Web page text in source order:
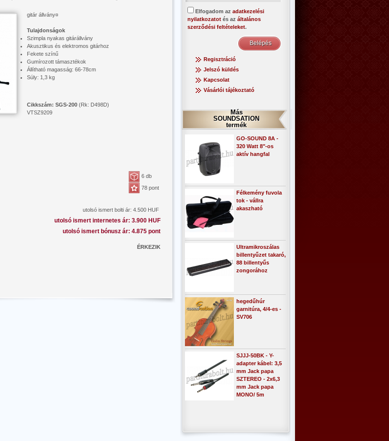
gitár állvány¤
Tulajdonságok
Szimpla nyakas gitárállvány
Akusztikus és elektromos gitárhoz
Fekete színű
Gumírozott támasztékok
Állítható magasság: 66-78cm
Súly: 1,3 kg
Cikkszám: SGS-200 (Rk: D498D)
VTSZ9209
6 db
78 pont
utolsó ismert bolti ár: 4.500 HUF
utolsó ismert internetes ár: 3.900 HUF
utolsó ismert bónusz ár: 4.875 pont
ÉRKEZIK
Elfogadom az adatkezelési
nyilatkozatot és az általános
szerződési feltételeket.
Regisztráció
Jelszó küldés
Kapcsolat
Vásárlói tájékoztató
Más
​SOUNDSATION
termék
GO-SOUND 8A -
320 Watt 8"-os
aktív hangfal
Félkemény fuvola
tok - vállra
akaszható
Ultramikroszálas
billentyűzet takaró,
88 billentyűs
zongorához
hegedűhúr
garnitúra, 4/4-es -
SV706
SJJJ-50BK - Y-
adapter kábel: 3,5
mm Jack papa
SZTEREO - 2x6,3
mm Jack papa
MONO/ 5m